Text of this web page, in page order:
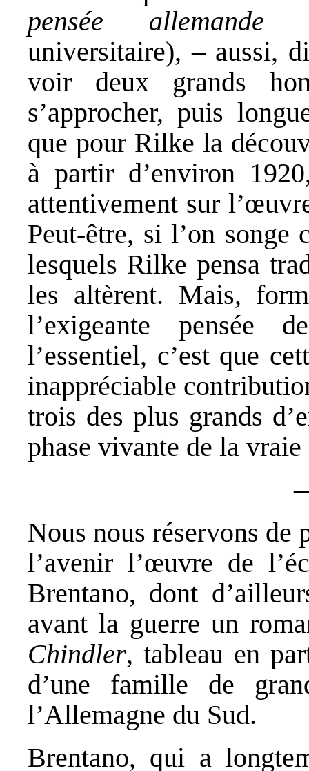
pensée allemande
universitaire), – aussi,
voir deux grands
s’approcher, puis
que pour Rilke la
à partir d’environ
attentivement sur
Peut-être, si l’on songe
lesquels Rilke pensa
les altèrent. Mais,
l’exigeante pensée
l’essentiel, c’est que
inappréciable
trois des plus grands
phase vivante de la
Nous nous réservons de
l’avenir l’œuvre de
Brentano, dont
avant la guerre un
Chindler, tableau en
d’une famille de
l’Allemagne du Sud.
Brentano, qui a